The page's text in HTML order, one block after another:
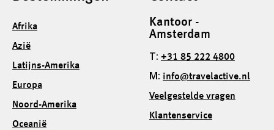
Afrika
Azië
Latijns-Amerika
Europa
Noord-Amerika
Oceanië
Kantoor -
Amsterdam
T: +31 85 222 4800
M: info@travelactive.nl
Veelgestelde vragen
Klantenservice